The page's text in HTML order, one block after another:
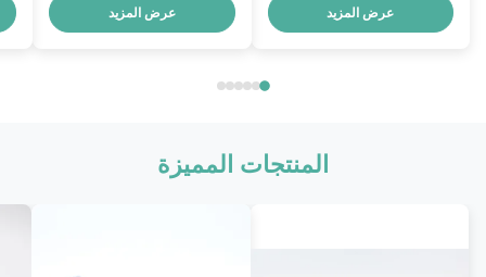
عرض المزيد عرض المزيد
المنتجات المميزة